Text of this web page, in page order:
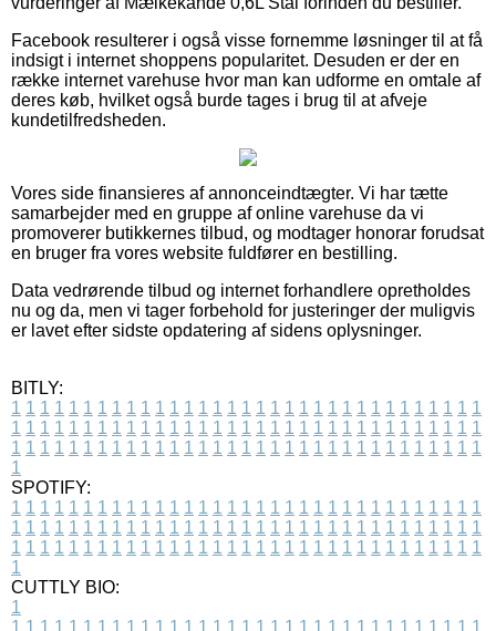
Facebook resulterer i også visse fornemme løsninger til at få
indsigt i internet shoppens popularitet. Desuden er der en
række internet varehuse hvor man kan udforme en omtale af
deres køb, hvilket også burde tages i brug til at afveje
kundetilfredsheden.
Vores side finansieres af annonceindtægter. Vi har tætte
samarbejder med en gruppe af online varehuse da vi
promoverer butikkernes tilbud, og modtager honorar forudsat
en bruger fra vores website fuldfører en bestilling.
Data vedrørende tilbud og internet forhandlere opretholdes
nu og da, men vi tager forbehold for justeringer der muligvis
er lavet efter sidste opdatering af sidens oplysninger.
BITLY:
1 1 1 1 1 1 1 1 1 1 1 1 1 1 1 1 1 1 1 1 1 1 1 1 1 1 1 1 1 1 1 1 1
1 1 1 1 1 1 1 1 1 1 1 1 1 1 1 1 1 1 1 1 1 1 1 1 1 1 1 1 1 1 1 1 1
1 1 1 1 1 1 1 1 1 1 1 1 1 1 1 1 1 1 1 1 1 1 1 1 1 1 1 1 1 1 1 1 1
1
SPOTIFY:
1 1 1 1 1 1 1 1 1 1 1 1 1 1 1 1 1 1 1 1 1 1 1 1 1 1 1 1 1 1 1 1 1
1 1 1 1 1 1 1 1 1 1 1 1 1 1 1 1 1 1 1 1 1 1 1 1 1 1 1 1 1 1 1 1 1
1 1 1 1 1 1 1 1 1 1 1 1 1 1 1 1 1 1 1 1 1 1 1 1 1 1 1 1 1 1 1 1 1
1
CUTTLY BIO:
1
1 1 1 1 1 1 1 1 1 1 1 1 1 1 1 1 1 1 1 1 1 1 1 1 1 1 1 1 1 1 1 1 1